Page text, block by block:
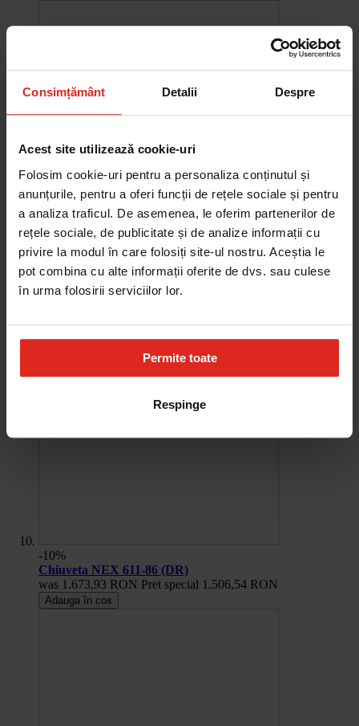
Consimțământ Detalii Despre
Acest site utilizează cookie-uri
Folosim cookie-uri pentru a personaliza conținutul și
anunțurile, pentru a oferi funcții de rețele sociale și pentru
a analiza traficul. De asemenea, le oferim partenerilor de
rețele sociale, de publicitate și de analize informații cu
privire la modul în care folosiți site-ul nostru. Aceștia le
pot combina cu alte informații oferite de dvs. sau culese
în urma folosirii serviciilor lor.
Permite toate
Respinge
-10%
Chiuveta Maris MRG 610-60
was 2.580,20 RON Pret special 2.322,18 RON
Adauga în cos
-10%
Chiuveta NEX 611-86 (DR)
was 1.673,93 RON Pret special 1.506,54 RON
Adauga în cos